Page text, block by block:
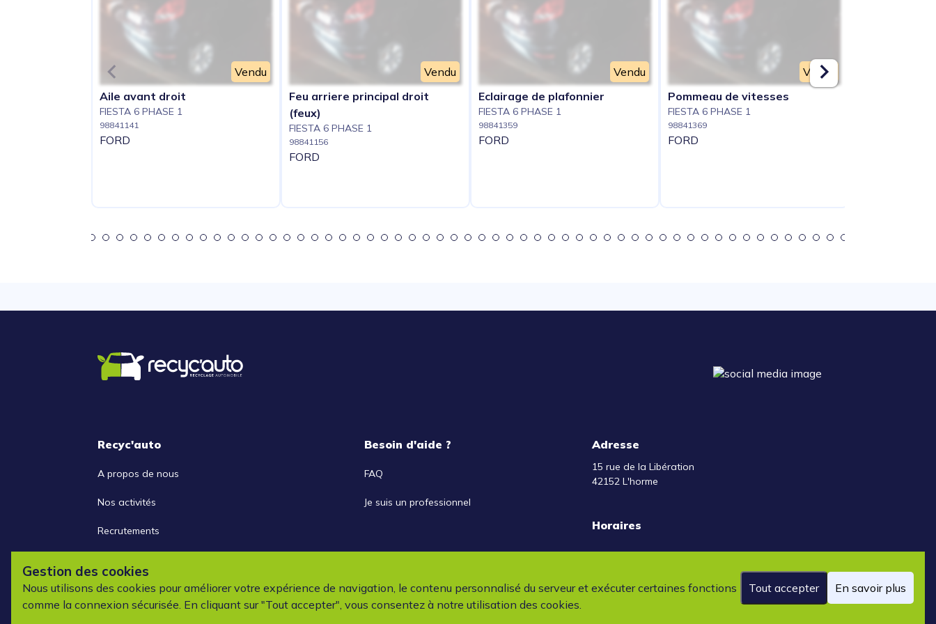
Vendu
Aile avant droit
FIESTA 6 PHASE 1
98841141
FORD
Vendu
Feu arriere principal droit
(feux)
FIESTA 6 PHASE 1
98841156
FORD
Vendu
Eclairage de plafonnier
FIESTA 6 PHASE 1
98841359
FORD
Vendu
Pommeau de vitesses
FIESTA 6 PHASE 1
98841369
FORD
Recyc'auto
A propos de nous
Nos activités
Recrutements
Besoin d'aide ?
FAQ
Je suis un professionnel
Adresse
15 rue de la Libération
42152 L'horme
Horaires
Copyright ©2026 Recyc'Auto - Tous droits réservés Mentions légales Conditions générales de vente
Gestion des cookies
Nous utilisons des cookies pour améliorer votre expérience de navigation, le contenu personnalisé du serveur et exécuter certaines fonctions
comme la connexion sécurisée. En cliquant sur "Tout accepter", vous consentez à notre utilisation des cookies.
Tout accepter En savoir plus